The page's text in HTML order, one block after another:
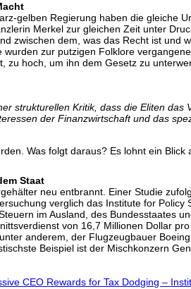
gelben Regierung haben die gleiche
Merkel zur gleichen Zeit unter
zwischen dem, was das Recht ist
zur putzigen Folklore
zu hoch, um ihn dem Gesetz zu
strukturellen Kritik, dass die Eliten
der Finanzwirtschaft und das
Was folgt daraus? Es lohnt ein
Staat
neu entbrannt. Einer Studie
verglich das Institute for
im Ausland, des Bundesstaates
von 16,7 Millionen Dollar
anderem, der Flugzeugbauer
Beispiel ist der Mischkonzern
CEO Rewards for Tax Dodging –